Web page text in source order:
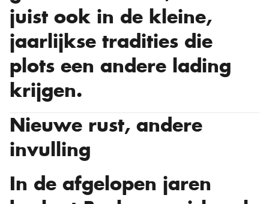
juist ook in de kleine,
jaarlijkse tradities die
plots een andere lading
krijgen.
Nieuwe rust, andere
invulling
In de afgelopen jaren